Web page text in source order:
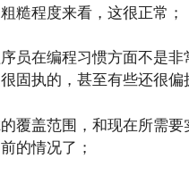
糙程度来看，这很正常；
员在编程习惯方面不是
固执的，甚至有些还很偏
覆盖范围，和现在所需
的情况了；